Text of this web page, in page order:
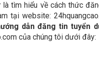
là tìm hiểu về cách thức
tại website:
dẫn đăng tin tuyển
của chúng tôi dưới đây: